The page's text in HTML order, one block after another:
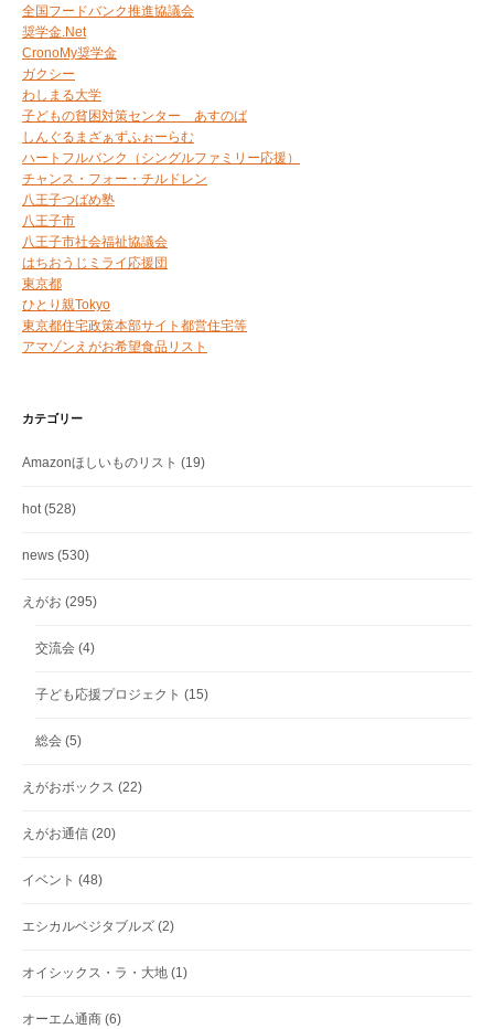
全国フードバンク推進協議会
奨学金.Net
CronoMy奨学金
ガクシー
わしまる大学
子どもの貧困対策センター あすのば
しんぐるまざぁずふぉーらむ
ハートフルバンク（シングルファミリー応援）
チャンス・フォー・チルドレン
八王子つばめ塾
八王子市
八王子市社会福祉協議会
はちおうじミライ応援団
東京都
ひとり親Tokyo
東京都住宅政策本部サイト都営住宅等
アマゾンえがお希望食品リスト
カテゴリー
Amazonほしいものリスト (19)
hot(528)
news (530)
えがお (295)
交流会 (4)
子ども応援プロジェクト (15)
総会 (5)
えがおボックス (22)
えがお通信 (20)
イベント (48)
エシカルベジタブルズ (2)
オイシックス・ラ・大地 (1)
オーエム通商 (6)